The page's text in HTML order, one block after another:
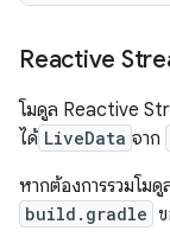
Reactive
โมดูล Reactive
ได้ LiveData จาก
หากต้องการรวมโม
build.gradle